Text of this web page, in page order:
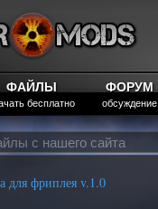
ФАЙЛЫ
бесплатно
ФОРУМ
обсуждение
с нашего сайта
для фриплея v.1.0